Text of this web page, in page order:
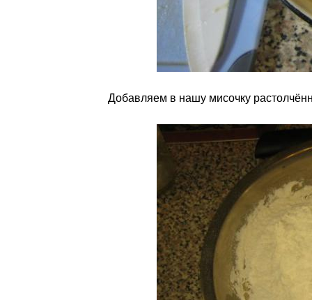
Добавляем в нашу мисочку